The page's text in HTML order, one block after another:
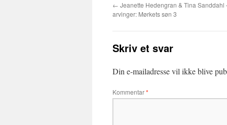
← Jeanette Hedengran & Tina Sanddahl
arvinger: Mørkets søn 3
Skriv et svar
Din e-mailadresse vil ikke blive
Kommentar*